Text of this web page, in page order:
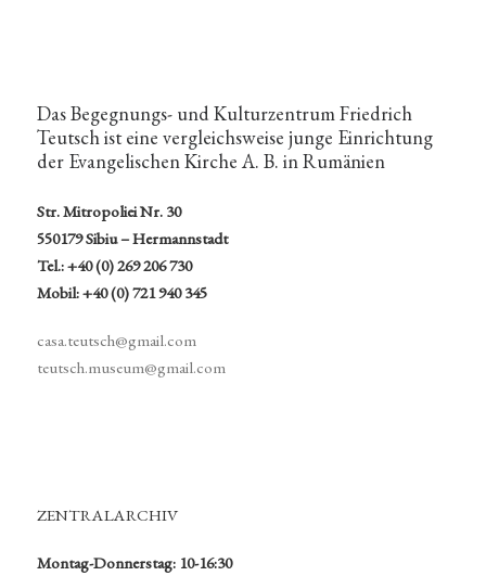
Das Begegnungs- und Kulturzentrum Friedrich
Teutsch ist eine vergleichsweise junge Einrichtung
der Evangelischen Kirche A. B. in Rumänien
Str. Mitropoliei Nr. 30
550179 Sibiu – Hermannstadt
Tel.: +40 (0) 269 206 730
Mobil: +40 (0) 721 940 345
casa.teutsch@gmail.com
teutsch.museum@gmail.com
ZENTRALARCHIV
Montag-Donnerstag: 10-16:30